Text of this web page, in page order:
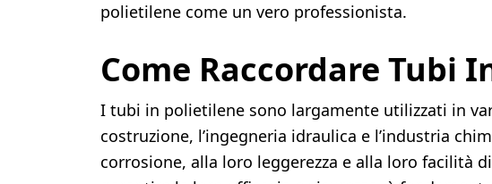
polietilene come un vero professionista.
Come Raccordare Tubi
I tubi in polietilene sono largamente utilizzati in
costruzione, l’ingegneria idraulica e l’industria
corrosione, alla loro leggerezza e alla loro facilità